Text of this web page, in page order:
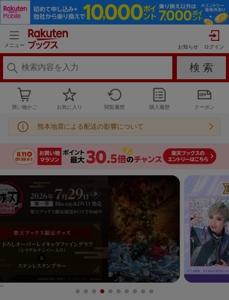
メニュー お知らせ
買い物かご お気に入り 閲覧履歴 購入履歴 クーポン
熊本地震による配送の影響について